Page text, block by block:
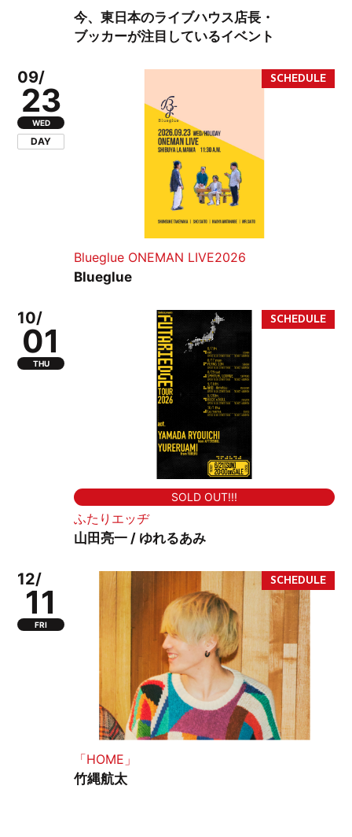
今、東日本のライブハウス店長・
ブッカーが注目しているイベント
09/
23
WED
DAY
Blueglue ONEMAN LIVE2026
Blueglue
10/
01
THU
SOLD OUT!!!
ふたりエッヂ
山田亮一 / ゆれるあみ
12/
11
FRI
「HOME」
竹縄航太